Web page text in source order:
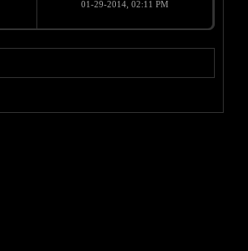
01-29-2014, 02:11 PM